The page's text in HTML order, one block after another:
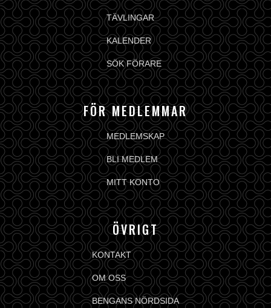
TÄVLINGAR
KALENDER
SÖK FÖRARE
FÖR MEDLEMMAR
MEDLEMSKAP
BLI MEDLEM
MITT KONTO
ÖVRIGT
KONTAKT
OM OSS
BENGANS NÖRDSIDA